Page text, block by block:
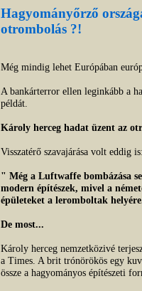
Hagyományőrző
otrombolás ?!
Még mindig lehet Európában
A bankárterror ellen leginkább a
példát.
Károly herceg hadat üzent az
Visszatérő szavajárása volt eddig
" Még a Luftwaffe bombázása
modern építészek, mivel a
épületeket a leromboltak
De most...
Károly herceg nemzetközivé
a Times. A brit trónörökös egy
össze a hagyományos építészeti